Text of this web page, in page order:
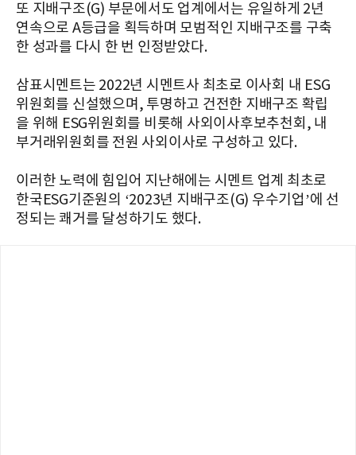
또 지배구조(G) 부문에서도 업계에서는 유일하게 2년
연속으로 A등급을 획득하며 모범적인 지배구조를 구축
한 성과를 다시 한 번 인정받았다.
삼표시멘트는 2022년 시멘트사 최초로 이사회 내 ESG
위원회를 신설했으며, 투명하고 건전한 지배구조 확립
을 위해 ESG위원회를 비롯해 사외이사후보추천회, 내
부거래위원회를 전원 사외이사로 구성하고 있다.
이러한 노력에 힘입어 지난해에는 시멘트 업계 최초로
한국ESG기준원의 ‘2023년 지배구조(G) 우수기업’에 선
정되는 쾌거를 달성하기도 했다.